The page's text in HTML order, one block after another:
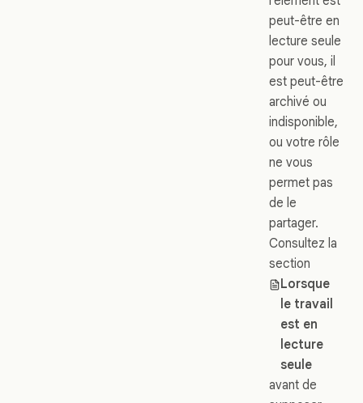
peut-être en
lecture seule
pour vous, il
est peut-être
archivé ou
indisponible,
ou votre rôle
ne vous
permet pas
de le
partager.
Consultez la
section
Lorsque
le travail
est en
lecture
seule
avant de